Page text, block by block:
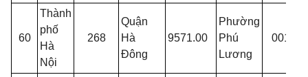
60
Thành
phố
Hà
Nội
268
Quận
Hà
Đông
9571.00
Phường
Phú
Lương
001